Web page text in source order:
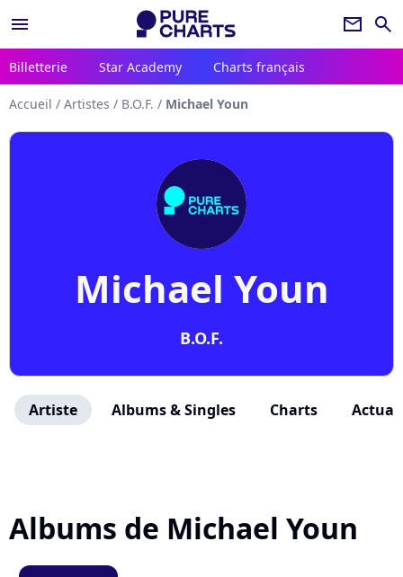
menu newsletter search
Billetterie Star Academy Charts français
Accueil / Artistes / B.O.F. / Michael Youn
Michael Youn
B.O.F.
Artiste Albums & Singles Charts
Albums de Michael Youn